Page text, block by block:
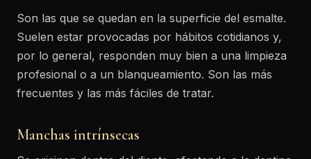
Son las que se quedan en la superficie del esmalte.
Suelen estar provocadas por hábitos cotidianos y,
por lo general, responden muy bien a una limpieza
profesional o a un blanqueamiento. Son las más
frecuentes y las más fáciles de tratar.
Manchas intrínsecas